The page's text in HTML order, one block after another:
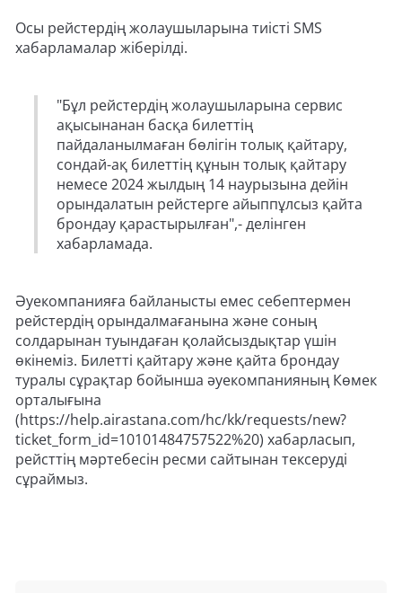
Осы рейстердің жолаушыларына тиісті SMS
хабарламалар жіберілді.
"Бұл рейстердің жолаушыларына сервис
ақысынанан басқа билеттің
пайдаланылмаған бөлігін толық қайтару,
сондай-ақ билеттің құнын толық қайтару
немесе 2024 жылдың 14 наурызына дейін
орындалатын рейстерге айыппұлсыз қайта
брондау қарастырылған",- делінген
хабарламада.
Әуекомпанияға байланысты емес себептермен
рейстердің орындалмағанына және соның
солдарынан туындаған қолайсыздықтар үшін
өкінеміз. Билетті қайтару және қайта брондау
туралы сұрақтар бойынша әуекомпанияның Көмек
орталығына
(https://help.airastana.com/hc/kk/requests/new?
ticket_form_id=10101484757522%20) хабарласып,
рейсттің мәртебесін ресми сайтынан тексеруді
сұраймыз.